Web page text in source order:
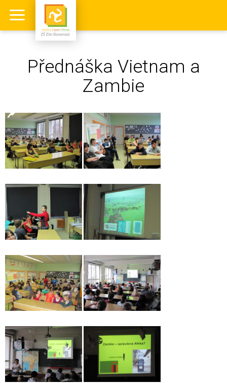
Přednáška Vietnam a
Zambie